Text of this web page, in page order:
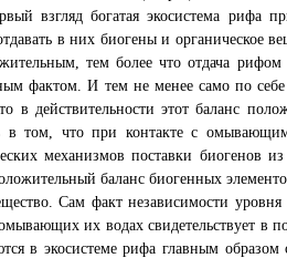
взгляд богатая экосистема рифа
в них биогены и органическое
тем более что отдача
фактом. И тем не менее само по
в действительности этот баланс
том, что при контакте с
механизмов поставки
баланс биогенных
Сам факт независимости
их водах свидетельствует в
в экосистеме рифа главным